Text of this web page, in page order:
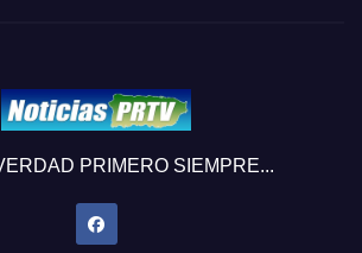
PRIMERO SIEMPRE...